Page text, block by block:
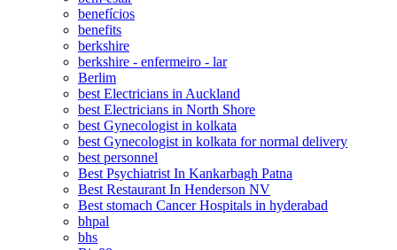
benefícios
benefits
berkshire
berkshire - enfermeiro - lar
Berlim
best Electricians in Auckland
best Electricians in North Shore
best Gynecologist in kolkata
best Gynecologist in kolkata for normal delivery
best personnel
Best Psychiatrist In Kankarbagh Patna
Best Restaurant In Henderson NV
Best stomach Cancer Hospitals in hyderabad
bhpal
bhs